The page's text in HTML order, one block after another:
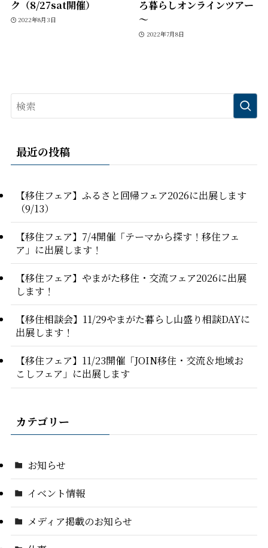
ク（8/27sat開催）
2022年8月3日
ろ暮らしオンラインツアー
～
2022年7月8日
最近の投稿
【移住フェア】ふるさと回帰フェア2026に出展します
（9/13）
【移住フェア】7/4開催「テーマから探す！移住フェ
ア」に出展します！
【移住フェア】やまがた移住・交流フェア2026に出展
します！
【移住相談会】11/29やまがた暮らし山盛り相談DAYに
出展します！
【移住フェア】11/23開催「JOIN移住・交流＆地域お
こしフェア」に出展します
カテゴリー
お知らせ
イベント情報
メディア掲載のお知らせ